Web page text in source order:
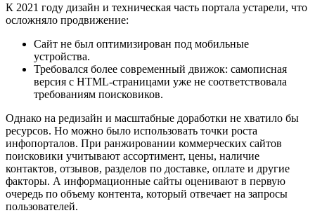
К 2021 году дизайн и техническая часть портала устарели, что
осложняло продвижение:
Сайт не был оптимизирован под мобильные
устройства.
Требовался более современный движок: самописная
версия с HTML-страницами уже не соответствовала
требованиям поисковиков.
Однако на редизайн и масштабные доработки не хватило бы
ресурсов. Но можно было использовать точки роста
инфопорталов. При ранжировании коммерческих сайтов
поисковики учитывают ассортимент, цены, наличие
контактов, отзывов, разделов по доставке, оплате и другие
факторы. А информационные сайты оценивают в первую
очередь по объему контента, который отвечает на запросы
пользователей.